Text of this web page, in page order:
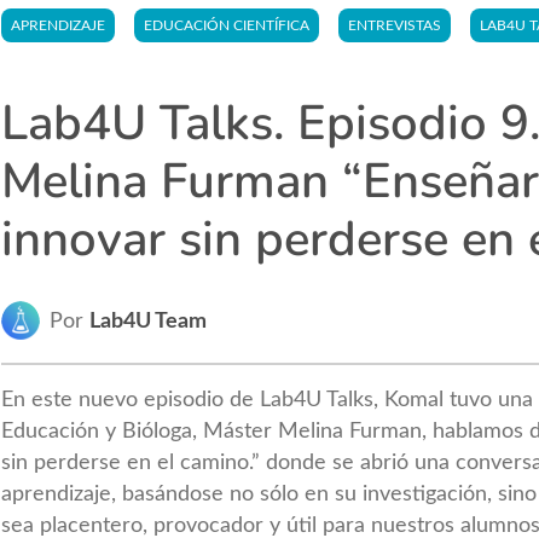
APRENDIZAJE EDUCACIÓN CIENTÍFICA ENTREVISTAS LAB4U
Lab4U Talks. Episodio
Melina Furman
innovar sin perderse en
Por Lab4U Team
En este nuevo episodio de Lab4U Talks, Komal tuvo
Educación y Bióloga, Máster Melina Furman,
sin perderse en el camino.” donde se abrió una
aprendizaje, basándose no sólo en su investigación,
sea placentero, provocador y útil para nuestros